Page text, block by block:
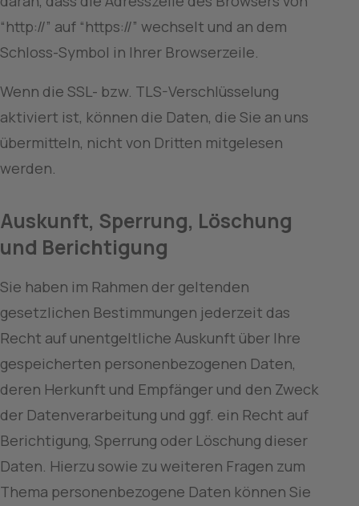
“http://” auf “https://” wechselt und an dem
Schloss-Symbol in Ihrer Browserzeile.
Wenn die SSL- bzw. TLS-Verschlüsselung
aktiviert ist, können die Daten, die Sie an uns
übermitteln, nicht von Dritten mitgelesen
werden.
Auskunft, Sperrung, Löschung
und Berichtigung
Sie haben im Rahmen der geltenden
gesetzlichen Bestimmungen jederzeit das
Recht auf unentgeltliche Auskunft über Ihre
gespeicherten personenbezogenen Daten,
deren Herkunft und Empfänger und den Zweck
der Datenverarbeitung und ggf. ein Recht auf
Berichtigung, Sperrung oder Löschung dieser
Daten. Hierzu sowie zu weiteren Fragen zum
Thema personenbezogene Daten können Sie